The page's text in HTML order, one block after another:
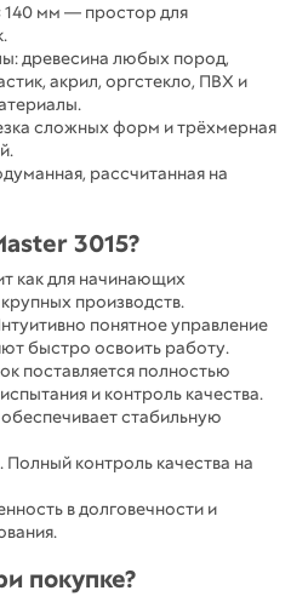
140 мм — простор для
древесина любых пород,
акрил, оргстекло, ПВХ и
сложных форм и трёхмерная
рассчитанная на
3015?
как для начинающих
производств.
понятное управление
быстро освоить работу.
поставляется полностью
и контроль качества.
стабильную
контроль качества на
в долговечности и
покупке?